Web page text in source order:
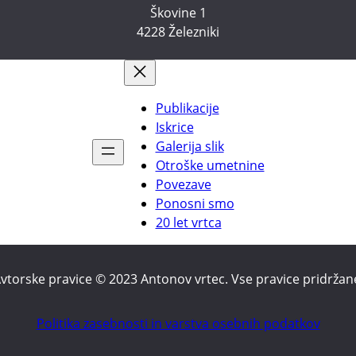
Škovine 1
4228 Železniki
Publikacije
Iskrice
Galerija slik
Otroške umetnine
Povezave
Ponosni smo
20 let vrtca
pravice © 2023 Antonov vrtec. Vse pravice
Politika zasebnosti in varstva osebnih podatkov